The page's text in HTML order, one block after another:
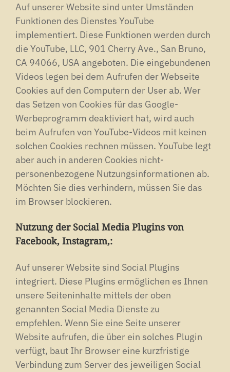
Auf unserer Website sind unter Umständen
Funktionen des Dienstes YouTube
implementiert. Diese Funktionen werden durch
die YouTube, LLC, 901 Cherry Ave., San Bruno,
CA 94066, USA angeboten. Die eingebundenen
Videos legen bei dem Aufrufen der Webseite
Cookies auf den Computern der User ab. Wer
das Setzen von Cookies für das Google-
Werbeprogramm deaktiviert hat, wird auch
beim Aufrufen von YouTube-Videos mit keinen
solchen Cookies rechnen müssen. YouTube legt
aber auch in anderen Cookies nicht-
personenbezogene Nutzungsinformationen ab.
Möchten Sie dies verhindern, müssen Sie das
im Browser blockieren.
Nutzung der Social Media Plugins von
Facebook, Instagram,:
Auf unserer Website sind Social Plugins
integriert. Diese Plugins ermöglichen es Ihnen
unsere Seiteninhalte mittels der oben
genannten Social Media Dienste zu
empfehlen. Wenn Sie eine Seite unserer
Website aufrufen, die über ein solches Plugin
verfügt, baut Ihr Browser eine kurzfristige
Verbindung zum Server des jeweiligen Social